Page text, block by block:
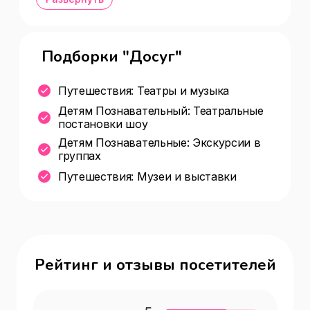
Подборки "Досуг"
Путешествия: Театры и музыка
Детям Познавательный: Театральные
постановки шоу
Детям Познавательные: Экскурсии в
группах
Путешествия: Музеи и выставки
Рейтинг и отзывы посетителей